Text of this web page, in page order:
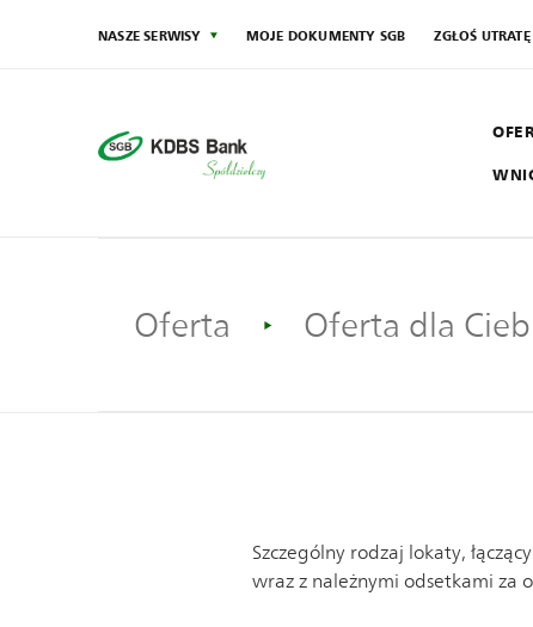
NASZE SERWISY MOJE DOKUMENTY SGB ZGŁOŚ
Oferta Oferta dla
Szczególny rodzaj lokaty,
wraz z należnymi odsetkami za